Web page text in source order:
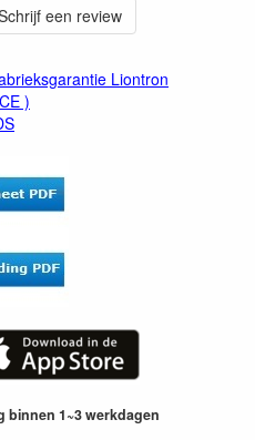
een review
Liontron
)
binnen 1~3 werkdagen